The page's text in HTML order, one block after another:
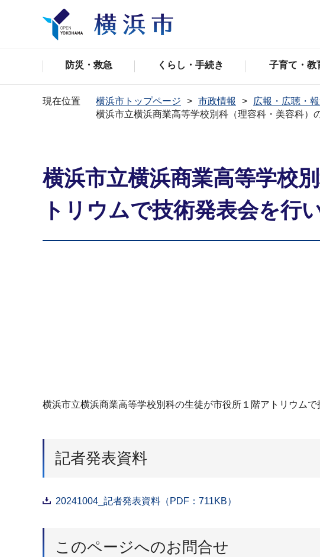
防災・救急 くらし・手続き 子育て・教
現在位置 横浜市トップページ 市政情報 広報・広聴・
横浜市立横浜商業高等学校別科（理容科・美容科
横浜市立横浜商業高等学校
トリウムで技術発表会を行
横浜市立横浜商業高等学校別科の生徒が市役所１階アトリウム
記者発表資料
20241004_記者発表資料（PDF：711KB）
このページへのお問合せ